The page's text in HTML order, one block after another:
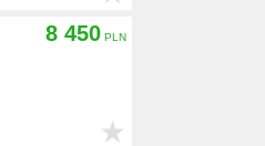
8 450